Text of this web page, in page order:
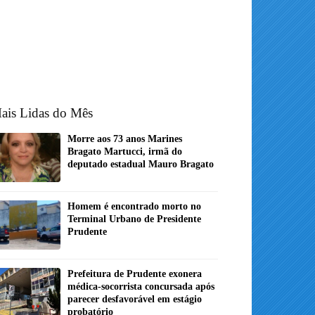
Lidas do Mês
Morre aos 73 anos Marines
Bragato Martucci, irmã do
deputado estadual Mauro Bragato
Homem é encontrado morto no
Terminal Urbano de Presidente
Prudente
Prefeitura de Prudente exonera
médica-socorrista concursada após
parecer desfavorável em estágio
probatório